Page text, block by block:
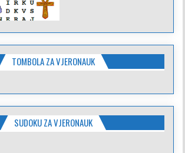
TOMBOLA ZA VJERONAUK
SUDOKU ZA VJERONAUK